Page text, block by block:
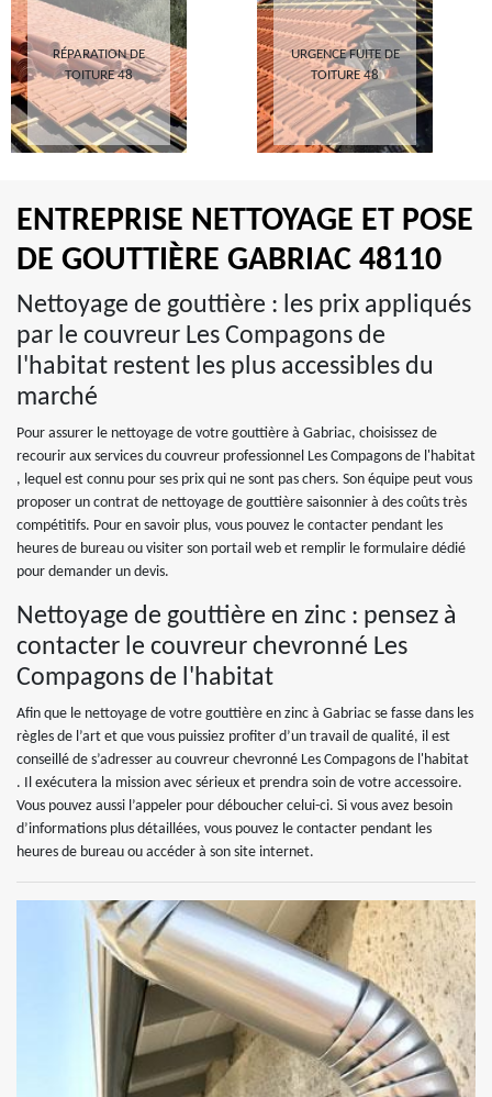
RÉPARATION DE
TOITURE 48
URGENCE FUITE DE
TOITURE 48
ENTREPRISE NETTOYAGE ET POSE
DE GOUTTIÈRE GABRIAC 48110
Nettoyage de gouttière : les prix appliqués
par le couvreur Les Compagons de
l'habitat restent les plus accessibles du
marché
Pour assurer le nettoyage de votre gouttière à Gabriac, choisissez de
recourir aux services du couvreur professionnel Les Compagons de l'habitat
, lequel est connu pour ses prix qui ne sont pas chers. Son équipe peut vous
proposer un contrat de nettoyage de gouttière saisonnier à des coûts très
compétitifs. Pour en savoir plus, vous pouvez le contacter pendant les
heures de bureau ou visiter son portail web et remplir le formulaire dédié
pour demander un devis.
Nettoyage de gouttière en zinc : pensez à
contacter le couvreur chevronné Les
Compagons de l'habitat
Afin que le nettoyage de votre gouttière en zinc à Gabriac se fasse dans les
règles de l’art et que vous puissiez profiter d’un travail de qualité, il est
conseillé de s’adresser au couvreur chevronné Les Compagons de l'habitat
. Il exécutera la mission avec sérieux et prendra soin de votre accessoire.
Vous pouvez aussi l’appeler pour déboucher celui-ci. Si vous avez besoin
d’informations plus détaillées, vous pouvez le contacter pendant les
heures de bureau ou accéder à son site internet.